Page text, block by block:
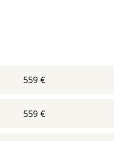
559 €
559 €